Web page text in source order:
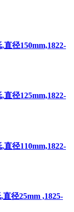
径150mm,1822-
径125mm,1822-
径110mm,1822-
径25mm ,1825-